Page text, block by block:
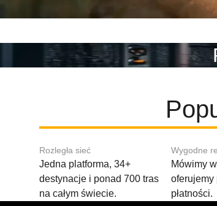
Rozległa sieć
Jedna platforma, 34+
destynacje i ponad 700 tras
na całym świecie.
Wygodne
Mówimy
oferujemy
płatności.